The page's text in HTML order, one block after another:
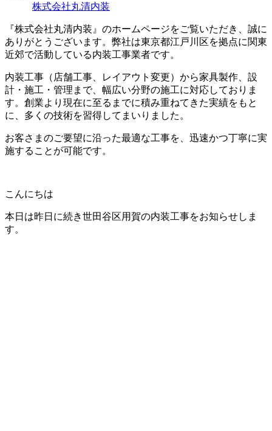
株式会社丸清内装
『株式会社丸清内装』のホームページをご覧いただき、誠に
ありがとうございます。弊社は東京都江戸川区を拠点に関東
近郊で活動している内装工事業者です。
内装工事（店舗工事、レイアウト変更）から家具製作、設
計・施工・管理まで、幅広い分野の施工に対応しておりま
す。創業より現在に至るまでに積み重ねてきた実績をもと
に、多くの技術を習得してまいりました。
お客さまのご要望に沿った最適な工事を、迅速かつ丁寧に実
施することが可能です。
こんにちは
本日は昨日に続き世田谷区用賀の内装工事をお知らせしま
す。